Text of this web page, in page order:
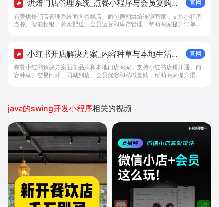
烘焙门店管理系统_点餐小程序与会员复购工
具 - 做生意, 找有赞
官网
有赞烘焙门店管理系统面向蛋糕店、面包房和烘焙连锁商家，支持小程序
点餐、智能收银、外卖配送、会员运营和库存管理，帮助商家提升订单转
小红书开店解决方案_内容种草与本地生活转
化工具 - 做生意, 找有赞
官网
有赞小红书解决方案面向品牌和本地门店商家，支持小红书店铺开通、内
容种草、交易闭环、同城到店、会员沉淀和私域复购，帮助商家提升渠道
java的swing开发小程序相关的视频